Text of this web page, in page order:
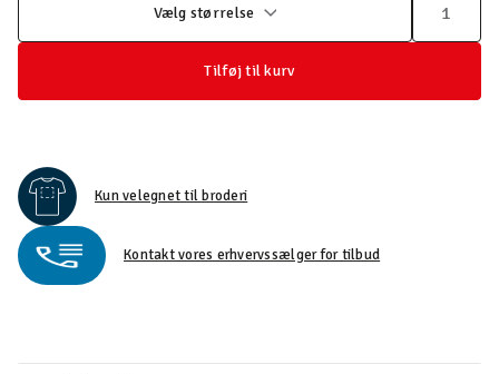
Vælg størrelse
Tilføj til kurv
Kun velegnet til broderi
Kontakt vores erhvervssælger for tilbud